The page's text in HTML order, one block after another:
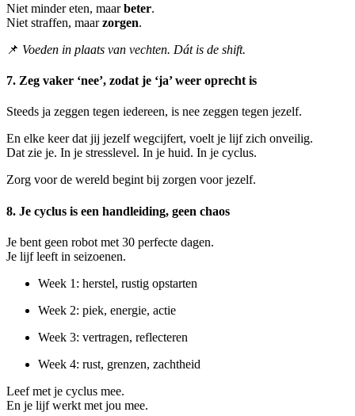
Niet minder eten, maarbeter.
Niet straffen, maarzorgen.
📌 Voeden in plaats van vechten. Dát is de shift.
7. Zeg vaker ‘nee’, zodat je ‘ja’ weer oprecht is
Steeds ja zeggen tegen iedereen, is nee zeggen tegen jezelf.
En elke keer dat jij jezelf wegcijfert, voelt je lijf zich onveilig.
Dat zie je. In je stresslevel. In je huid. In je cyclus.
Zorg voor de wereld begint bij zorgen voor jezelf.
8. Je cyclus is een handleiding, geen chaos
Je bent geen robot met 30 perfecte dagen.
Je lijf leeft in seizoenen.
Week 1: herstel, rustig opstarten
Week 2: piek, energie, actie
Week 3: vertragen, reflecteren
Week 4: rust, grenzen, zachtheid
Leef met je cyclus mee.
En je lijf werkt met jou mee.